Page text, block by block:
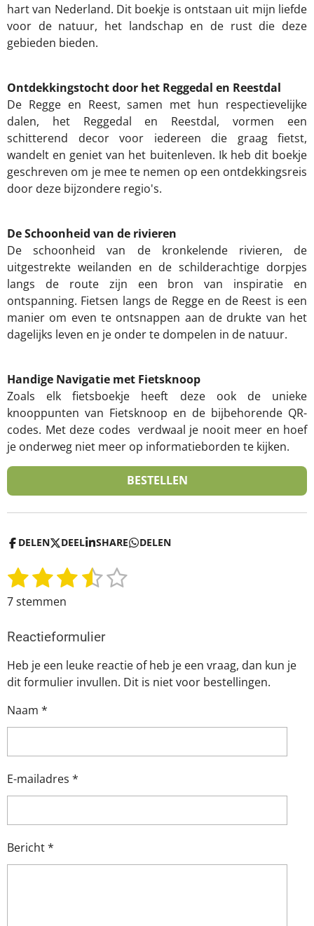
hart van Nederland. Dit boekje is ontstaan uit mijn liefde
voor de natuur, het landschap en de rust die deze
gebieden bieden.
Ontdekkingstocht door het Reggedal en Reestdal
De Regge en Reest, samen met hun respectievelijke
dalen, het Reggedal en Reestdal, vormen een
schitterend decor voor iedereen die graag fietst,
wandelt en geniet van het buitenleven. Ik heb dit boekje
geschreven om je mee te nemen op een ontdekkingsreis
door deze bijzondere regio's.
De Schoonheid van de rivieren
De schoonheid van de kronkelende rivieren, de
uitgestrekte weilanden en de schilderachtige dorpjes
langs de route zijn een bron van inspiratie en
ontspanning. Fietsen langs de Regge en de Reest is een
manier om even te ontsnappen aan de drukte van het
dagelijks leven en je onder te dompelen in de natuur.
Handige Navigatie met Fietsknoop
Zoals elk fietsboekje heeft deze ook de unieke
knooppunten van Fietsknoop en de bijbehorende QR-
codes. Met deze codes verdwaal je nooit meer en hoef
je onderweg niet meer op informatieborden te kijken.
BESTELLEN
DELEN DEEL SHARE DELEN
R
a
t
n
g
:
3
.
5
1
4
2
5
7
1
s
e
r
2
s
e
r
r
e
n
3
s
e
r
r
n
4
e
r
r
n
5
e
r
r
n
S
n
7 stemmen
Reactieformulier
Heb je een leuke reactie of heb je een vraag, dan kun je
dit formulier invullen. Dit is niet voor bestellingen.
Naam *
E-mailadres *
Bericht *